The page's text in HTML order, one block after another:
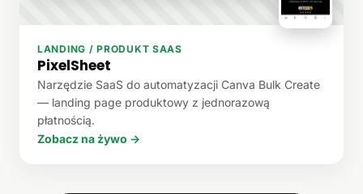
LANDING / PRODUKT SAAS
PixelSheet
Narzędzie SaaS do automatyzacji Canva Bulk Create
— landing page produktowy z jednorazową
płatnością.
Zobacz na żywo →